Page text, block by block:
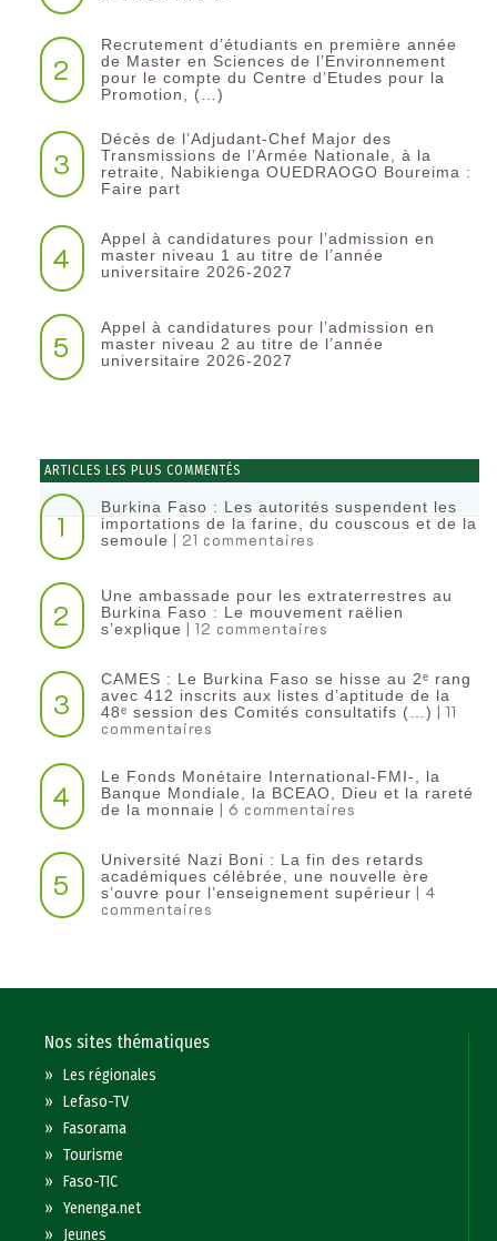
2
Recrutement d’étudiants en première année
de Master en Sciences de l’Environnement
pour le compte du Centre d’Etudes pour la
Promotion, (…)
3
Décès de l’Adjudant-Chef Major des
Transmissions de l’Armée Nationale, à la
retraite, Nabikienga OUEDRAOGO Boureima :
Faire part
4
Appel à candidatures pour l’admission en
master niveau 1 au titre de l’année
universitaire 2026-2027
5
Appel à candidatures pour l’admission en
master niveau 2 au titre de l’année
universitaire 2026-2027
ARTICLES LES PLUS COMMENTÉS
1
Burkina Faso : Les autorités suspendent les
importations de la farine, du couscous et de la
semoule | 21 commentaires
2
Une ambassade pour les extraterrestres au
Burkina Faso : Le mouvement raëlien
s’explique | 12 commentaires
3
CAMES : Le Burkina Faso se hisse au 2ᵉ rang
avec 412 inscrits aux listes d’aptitude de la
48ᵉ session des Comités consultatifs (…) | 11
commentaires
4
Le Fonds Monétaire International-FMI-, la
Banque Mondiale, la BCEAO, Dieu et la rareté
de la monnaie | 6 commentaires
5
Université Nazi Boni : La fin des retards
académiques célébrée, une nouvelle ère
s’ouvre pour l’enseignement supérieur | 4
commentaires
Nos sites thématiques
»Les régionales
»Lefaso-TV
»Fasorama
»Tourisme
»Faso-TIC
»Yenenga.net
» Jeunes